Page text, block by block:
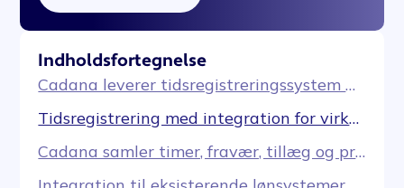
Indholdsfortegnelse
Cadana leverer tidsregistreringssystem med integration til løn og ERP
Tidsregistrering med integration for virksomheder, kommuner og driftstunge organisationer
Cadana samler timer, fravær, tillæg og projekter i ét integrationsflow